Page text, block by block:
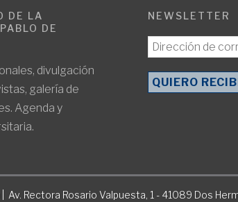
DE LA
DE
divulgación
galería de
Agenda y
NEWSLETTER
Rectora Rosario Valpuesta, 1 - 41089 Dos